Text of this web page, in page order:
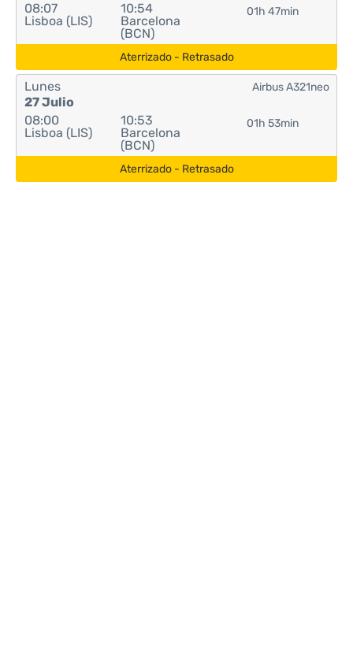
08:07
Lisboa (LIS)
10:54
Barcelona
(BCN)
01h 47min
Aterrizado - Retrasado
Lunes
27 Julio
08:00
Lisboa (LIS)
10:53
Barcelona
(BCN)
01h 53min
Airbus A321neo
Aterrizado - Retrasado